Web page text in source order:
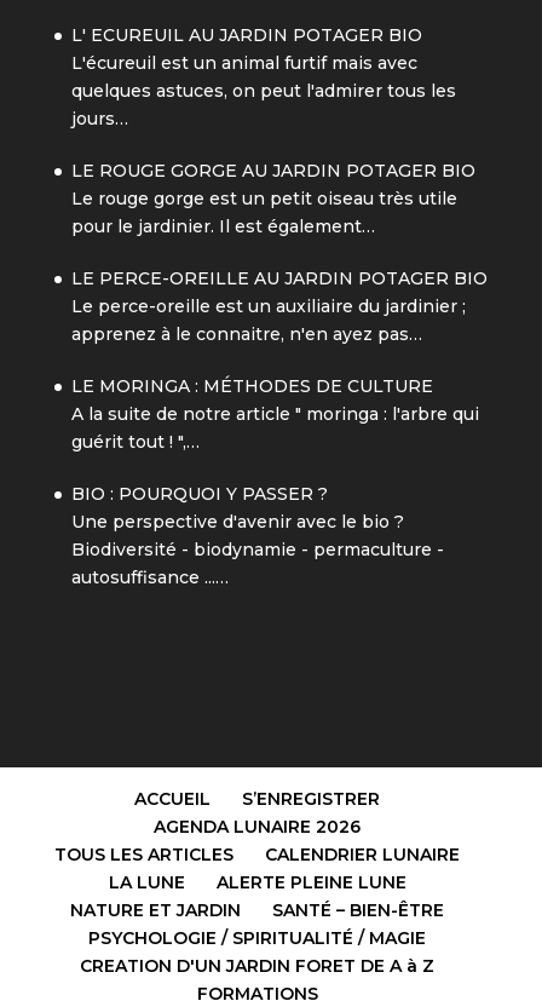
L' ECUREUIL AU JARDIN POTAGER BIO
L'écureuil est un animal furtif mais avec
quelques astuces, on peut l'admirer tous les
jours…
LE ROUGE GORGE AU JARDIN POTAGER BIO
Le rouge gorge est un petit oiseau très utile
pour le jardinier. Il est également…
LE PERCE-OREILLE AU JARDIN POTAGER BIO
Le perce-oreille est un auxiliaire du jardinier ;
apprenez à le connaitre, n'en ayez pas…
LE MORINGA : MÉTHODES DE CULTURE
A la suite de notre article " moringa : l'arbre qui
guérit tout ! ",…
BIO : POURQUOI Y PASSER ?
Une perspective d'avenir avec le bio ?
Biodiversité - biodynamie - permaculture -
autosuffisance ...…
ACCUEIL
S’ENREGISTRER
AGENDA LUNAIRE 2026
TOUS LES ARTICLES
CALENDRIER LUNAIRE
LA LUNE
ALERTE PLEINE LUNE
NATURE ET JARDIN
SANTÉ – BIEN-ÊTRE
PSYCHOLOGIE / SPIRITUALITÉ / MAGIE
CREATION D'UN JARDIN FORET DE A à Z
FORMATIONS